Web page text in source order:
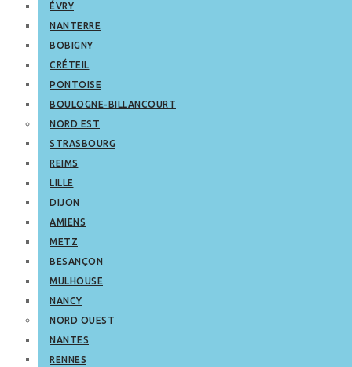
ÉVRY
NANTERRE
BOBIGNY
CRÉTEIL
PONTOISE
BOULOGNE-BILLANCOURT
NORD EST
STRASBOURG
REIMS
LILLE
DIJON
AMIENS
METZ
BESANÇON
MULHOUSE
NANCY
NORD OUEST
NANTES
RENNES